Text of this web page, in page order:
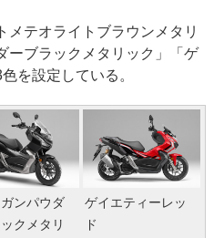
テオライトブラウンメタリ
ーブラックメタリック」「ゲ
を設定している。
ンパウダ
クメタリ
ゲイエティーレッ
ド